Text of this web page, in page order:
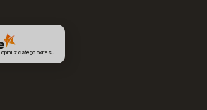
opinii z całego okresu